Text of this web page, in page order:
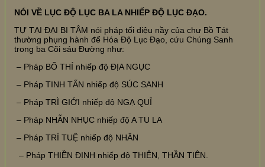
NÓI VỀ LỤC ĐỘ LỤC BA LA NHIẾP ĐỘ LỤC ĐẠO.
TỰ TẠI ĐẠI BI TÂM nói pháp tối diệu nầy của chư Bồ Tát
thường phụng hành để Hóa Độ Lục Đạo, cứu Chúng Sanh
trong ba Cõi sáu Đường như:
– Pháp BỐ THÍ nhiếp độ ĐỊA NGỤC
– Pháp TINH TẤN nhiếp độ SÚC SANH
– Pháp TRÌ GIỚI nhiếp độ NGẠ QUỈ
– Pháp NHẪN NHỤC nhiếp độ A TU LA
– Pháp TRÍ TUỆ nhiếp độ NHÂN
– Pháp THIỀN ĐỊNH nhiếp độ THIÊN, THẦN TIÊN.